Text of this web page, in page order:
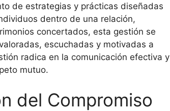
de estrategias y prácticas diseñadas
dentro de una relación,
concertados, esta gestión se
escuchadas y motivadas a
radica en la comunicación efectiva y
mutuo.
del Compromiso